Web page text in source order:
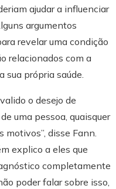
ajudar a influenciar
argumentos
revelar uma condição
relacionados com a
sua própria saúde.
o desejo de
uma pessoa, quaisquer
motivos”, disse Fann.
explico a eles que
completamente
poder falar sobre isso,